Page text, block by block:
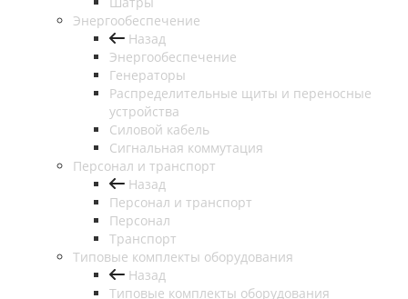
Энергообеспечение
Назад
Энергообеспечение
Генераторы
Распределительные щиты и переносные
устройства
Силовой кабель
Сигнальная коммутация
Персонал и транспорт
Назад
Персонал и транспорт
Персонал
Транспорт
Типовые комплекты оборудования
Назад
Типовые комплекты оборудования